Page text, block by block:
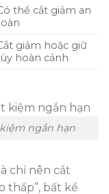
thể cắt giảm an
giảm hoặc giữ
hoàn cảnh
ngắn hạn
chỉ nên cắt
thấp”, bất kể